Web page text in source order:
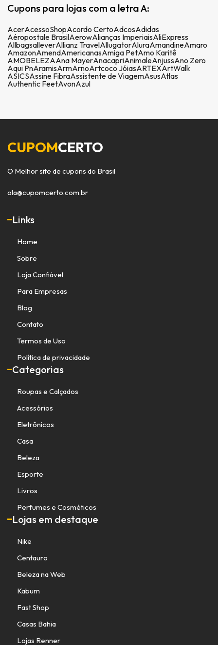
Cupons para lojas com a letra A:
AcerAcessoShopAcordo CertoAdcosAdidas
Aéropostale BrasilAerowAlianças ImperiaisAliExpress
AllbagsalleverAllianz TravelAllugatorAluraAmandineAmaro
AmazonAmendAmericanasAmiga PetAmo Karitê
AMOBELEZAAna MayerAnacapriAnimaleAnjussAno Zero
Aqui PnAramisArmArnoArtcoco JóiasARTEXArtWalk
ASICSAssine FibraAssistente de ViagemAsusAtlas
Authentic FeetAvonAzul
CUPOMCERTO
O Melhor site de cupons do Brasil
ola@cupomcerto.com.br
Links
Home
Sobre
Loja Confiável
Para Empresas
Blog
Contato
Termos de Uso
Política de privacidade
Categorias
Roupas e Calçados
Acessórios
Eletrônicos
Casa
Beleza
Esporte
Livros
Perfumes e Cosméticos
Lojas em destaque
Nike
Centauro
Beleza na Web
Kabum
Fast Shop
Casas Bahia
Lojas Renner